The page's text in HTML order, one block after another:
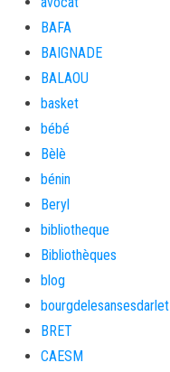
BAFA
BAIGNADE
BALAOU
basket
bébé
Bèlè
bénin
Beryl
bibliotheque
Bibliothèques
blog
bourgdelesansesdarlet
BRET
CAESM